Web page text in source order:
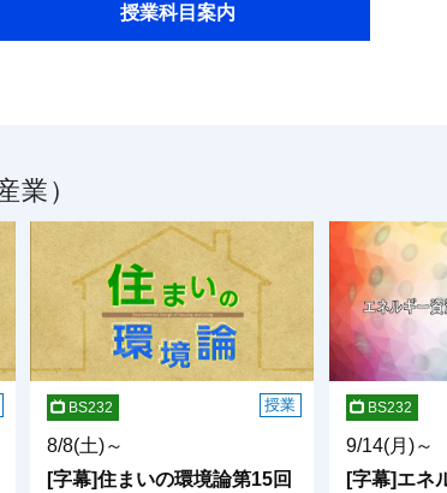
授業科目案内
業）
BS232 授業
8/8(土)～
[字幕]住まいの環境論第15回
BS232
9/14(月)～
[字幕]エネ